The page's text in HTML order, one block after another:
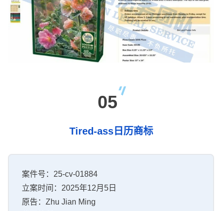
05
Tired-ass日历商标
案件号：25-cv-01884
立案时间：2025年12月5日
原告：Zhu Jian Ming